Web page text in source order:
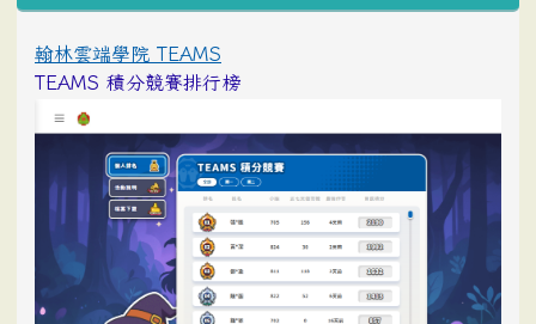
翰林雲端學院 TEAMS
TEAMS 積分競賽排行榜